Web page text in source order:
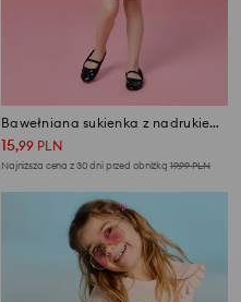
Bawełniana sukienka z nadrukiem Stitch
15,99 PLN
Najniższa cena z 30 dni przed obniżką 19,99PLN